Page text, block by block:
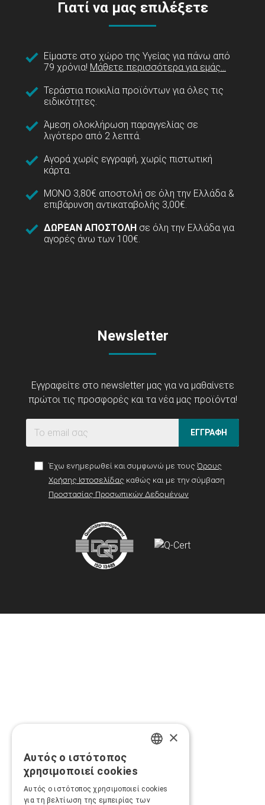
Γιατί να μας επιλέξετε
Είμαστε στο χώρο της Υγείας για πάνω από
79 χρόνια! Μάθετε περισσότερα για εμάς...
Τεράστια ποικιλία προϊόντων για όλες τις
ειδικότητες.
Άμεση ολοκλήρωση παραγγελίας σε
λιγότερο από 2 λεπτά.
Αγορά χωρίς εγγραφή, χωρίς πιστωτική
κάρτα.
ΜΟΝΟ 3,80€ αποστολή σε όλη την Ελλάδα &
επιβάρυνση αντικαταβολής 3,00€.
ΔΩΡΕΑΝ ΑΠΟΣΤΟΛΗ σε όλη την Ελλάδα για
αγορές άνω των 100€.
Newsletter
Εγγραφείτε στο newsletter μας για να μαθαίνετε
πρώτοι τις προσφορές και τα νέα μας προϊόντα!
ΕΓΓΡΑΦΗ
Έχω ενημερωθεί και συμφωνώ με τους Όρους
Χρήσης Ιστοσελίδας καθώς και με την σύμβαση
Προστασίας Προσωπικών Δεδομένων
×
Αυτός ο ιστότοπος
χρησιμοποιεί cookies
Αυτός ο ιστότοπος χρησιμοποιεί cookies
για τη βελτίωση της εμπειρίας των